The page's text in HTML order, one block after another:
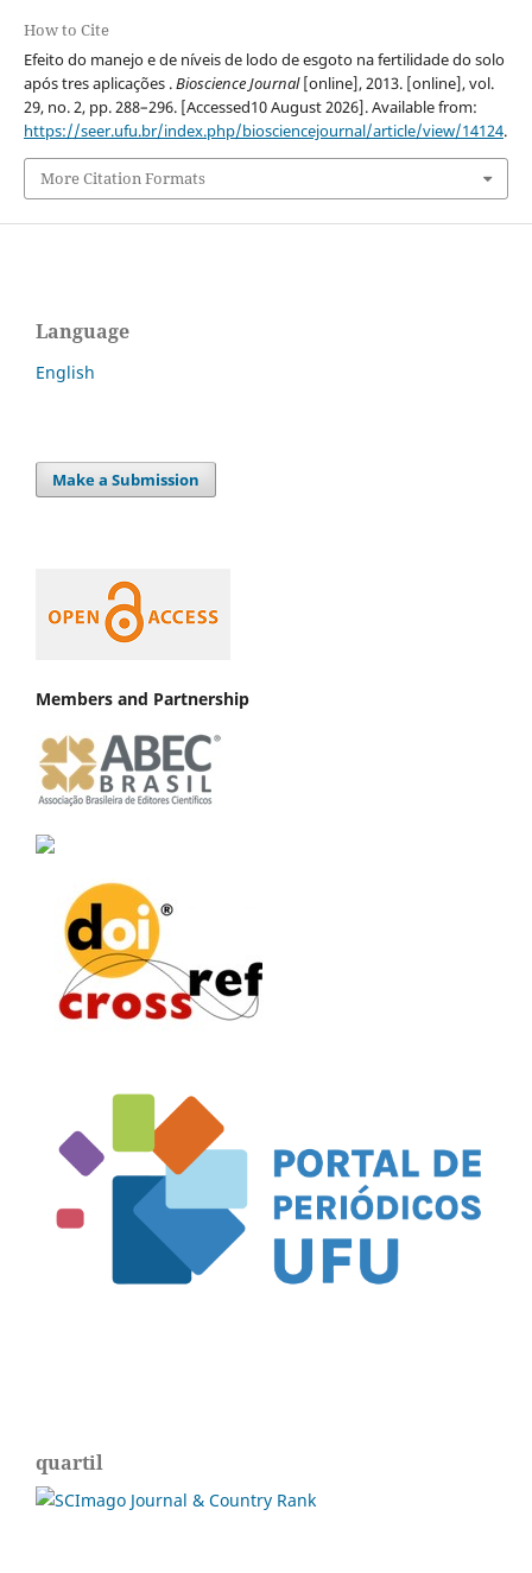
How to Cite
Efeito do manejo e de níveis de lodo de esgoto na fertilidade do solo
após tres aplicações .Bioscience Journal[online], 2013. [online], vol.
29, no. 2, pp. 288–296. [Accessed10 August 2026]. Available from:
https://seer.ufu.br/index.php/biosciencejournal/article/view/14124.
More Citation Formats
Language
English
Make a Submission
Members and Partnership
quartil